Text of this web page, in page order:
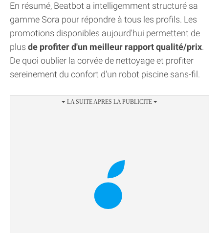
En résumé, Beatbot a intelligemment structuré sa
gamme Sora pour répondre à tous les profils. Les
promotions disponibles aujourd'hui permettent de
plus de profiter d'un meilleur rapport qualité/prix.
De quoi oublier la corvée de nettoyage et profiter
sereinement du confort d'un robot piscine sans-fil.